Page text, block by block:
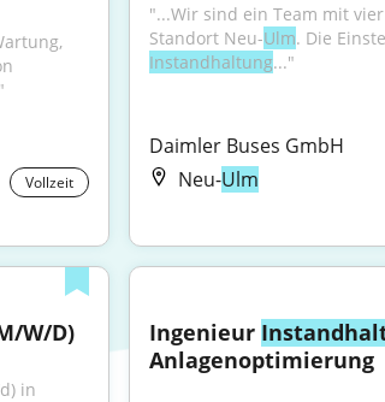
Vollzeit
"...Wir sind ein Team mit
Standort Neu-Ulm
Instandhaltung..."
Daimler Buses GmbH
Neu-Ulm
W/D)
in
Ingenieur
Anlagenoptimierung